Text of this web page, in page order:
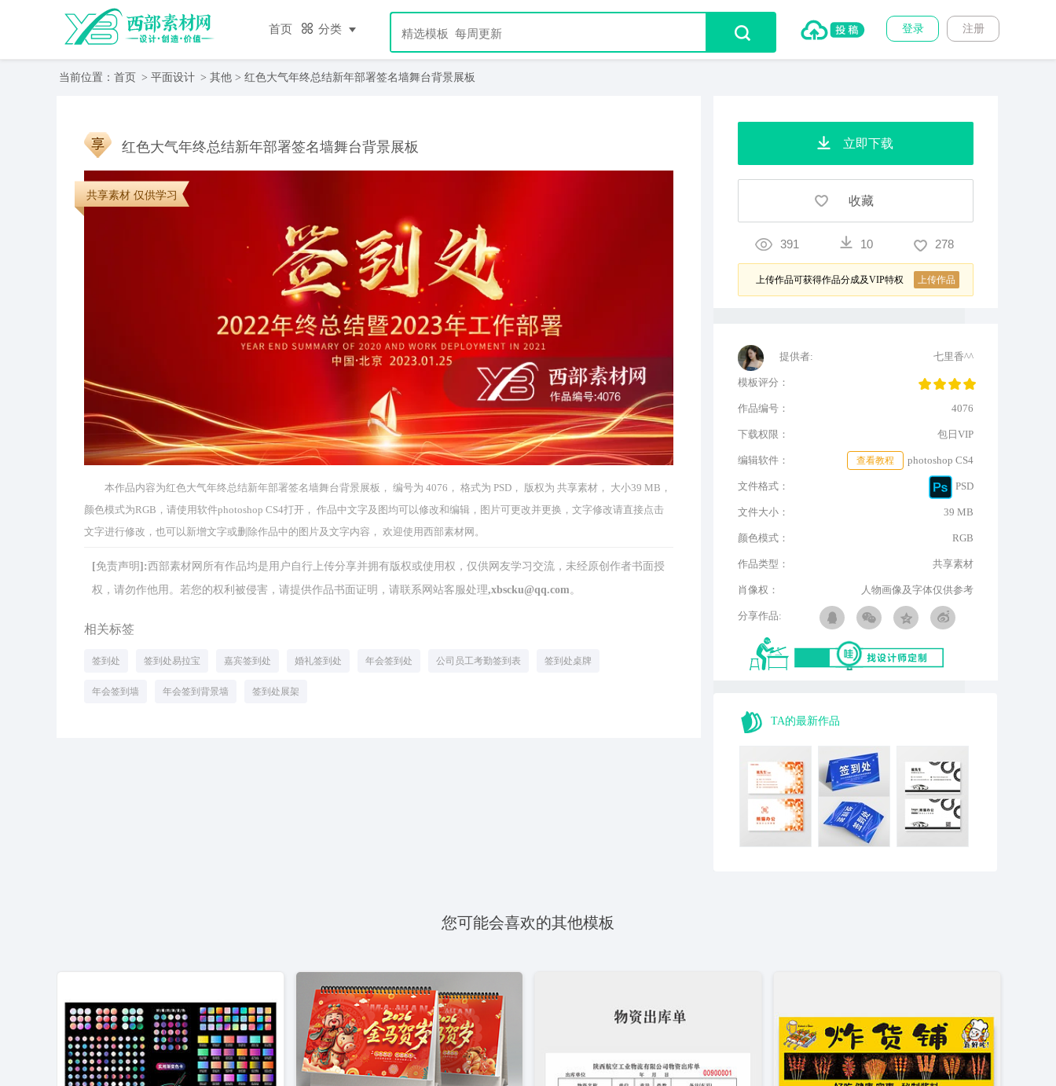
首页 分类 注册
登录
当前位置： 首页 > 平面设计 > 其他 > 红色大气年终总结新年部署签名墙舞台背景展板
红色大气年终总结新年部署签名墙舞台背景展板
共享素材 仅供学习
本作品内容为红色大气年终总结新年部署签名墙舞台背景展板， 编号为 4076， 格式为 PSD， 版权为 共享素材， 大小39 MB，
颜色模式为RGB，请使用软件photoshop CS4打开， 作品中文字及图均可以修改和编辑，图片可更改并更换，文字修改请直接点击
文字进行修改，也可以新增文字或删除作品中的图片及文字内容， 欢迎使用西部素材网。
[免责声明]:西部素材网所有作品均是用户自行上传分享并拥有版权或使用权，仅供网友学习交流，未经原创作者书面授
权，请勿作他用。若您的权利被侵害，请提供作品书面证明，请联系网站客服处理,xbscku@qq.com。
相关标签
签到处 签到处易拉宝 嘉宾签到处 婚礼签到处 年会签到处 公司员工考勤签到表 签到处桌牌
年会签到墙 年会签到背景墙 签到处展架
立即下载
收藏
391 10 278
上传作品可获得作品分成及VIP特权 上传作品
提供者: 七里香^^
模板评分：
作品编号： 4076
下载权限： 包日VIP
编辑软件： photoshop CS4
查看教程
文件格式： PSD
文件大小： 39 MB
颜色模式： RGB
作品类型： 共享素材
肖像权： 人物画像及字体仅供参考
分享作品:
TA的最新作品
您可能会喜欢的其他模板